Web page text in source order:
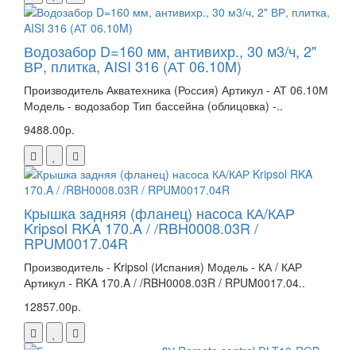
Водозабор D=160 мм, антивихр., 30 м3/ч, 2"
ВР, плитка, AISI 316 (АТ 06.10M)
Производитель Акватехника (Россия) Артикул - АТ 06.10М
Модель - водозабор Тип бассейна (облицовка) -..
9488.00р.
Крышка задняя (фланец) насоса КА/КАР
Kripsol RKA 170.A / /RBH0008.03R /
RPUM0017.04R
Производитель - Kripsol (Испания) Модель - КА / КАР
Артикул - RKA 170.A / /RBH0008.03R / RPUM0017.04..
12857.00р.